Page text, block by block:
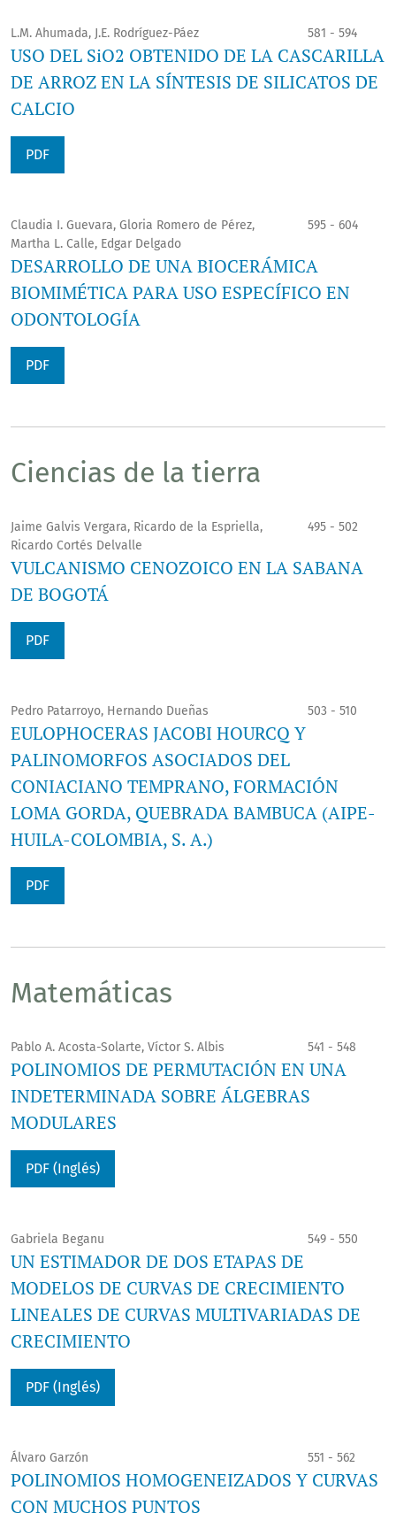
L.M. Ahumada, J.E. Rodríguez-Páez 581 - 594
USO DEL SiO2 OBTENIDO DE LA CASCARILLA
DE ARROZ EN LA SÍNTESIS DE SILICATOS DE
CALCIO
PDF
Claudia I. Guevara, Gloria Romero de Pérez,
Martha L. Calle, Edgar Delgado
595 - 604
DESARROLLO DE UNA BIOCERÁMICA
BIOMIMÉTICA PARA USO ESPECÍFICO EN
ODONTOLOGÍA
PDF
Ciencias de la tierra
Jaime Galvis Vergara, Ricardo de la Espriella,
Ricardo Cortés Delvalle
495 - 502
VULCANISMO CENOZOICO EN LA SABANA
DE BOGOTÁ
PDF
Pedro Patarroyo, Hernando Dueñas 503 - 510
EULOPHOCERAS JACOBI HOURCQ Y
PALINOMORFOS ASOCIADOS DEL
CONIACIANO TEMPRANO, FORMACIÓN
LOMA GORDA, QUEBRADA BAMBUCA (AIPE-
HUILA-COLOMBIA, S. A.)
PDF
Matemáticas
Pablo A. Acosta-Solarte, Víctor S. Albis 541 - 548
POLINOMIOS DE PERMUTACIÓN EN UNA
INDETERMINADA SOBRE ÁLGEBRAS
MODULARES
PDF (Inglés)
Gabriela Beganu 549 - 550
UN ESTIMADOR DE DOS ETAPAS DE
MODELOS DE CURVAS DE CRECIMIENTO
LINEALES DE CURVAS MULTIVARIADAS DE
CRECIMIENTO
PDF (Inglés)
Álvaro Garzón 551 - 562
POLINOMIOS HOMOGENEIZADOS Y CURVAS
CON MUCHOS PUNTOS